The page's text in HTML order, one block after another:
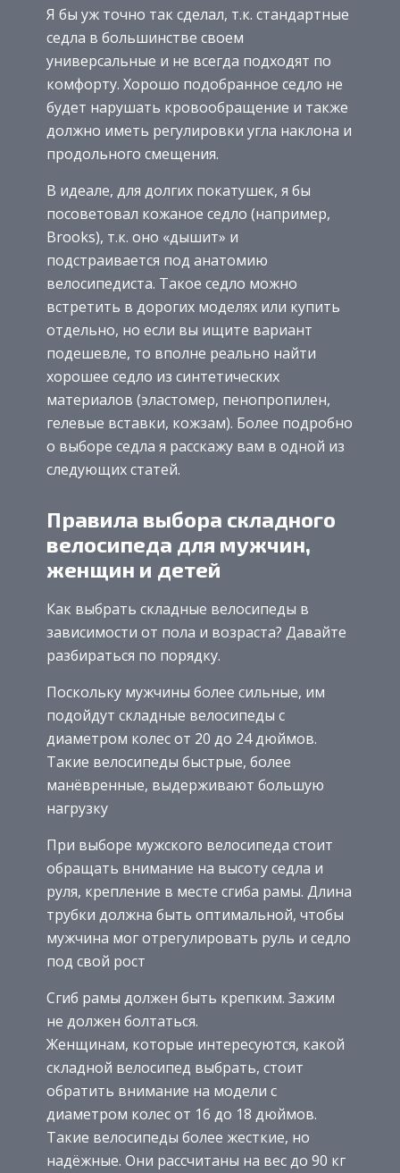
Я бы уж точно так сделал, т.к. стандартные
седла в большинстве своем
универсальные и не всегда подходят по
комфорту. Хорошо подобранное седло не
будет нарушать кровообращение и также
должно иметь регулировки угла наклона и
продольного смещения.
В идеале, для долгих покатушек, я бы
посоветовал кожаное седло (например,
Brooks), т.к. оно «дышит» и
подстраивается под анатомию
велосипедиста. Такое седло можно
встретить в дорогих моделях или купить
отдельно, но если вы ищите вариант
подешевле, то вполне реально найти
хорошее седло из синтетических
материалов (эластомер, пенопропилен,
гелевые вставки, кожзам). Более подробно
о выборе седла я расскажу вам в одной из
следующих статей.
Правила выбора складного
велосипеда для мужчин,
женщин и детей
Как выбрать складные велосипеды в
зависимости от пола и возраста? Давайте
разбираться по порядку.
Поскольку мужчины более сильные, им
подойдут складные велосипеды с
диаметром колес от 20 до 24 дюймов.
Такие велосипеды быстрые, более
манёвренные, выдерживают большую
нагрузку
При выборе мужского велосипеда стоит
обращать внимание на высоту седла и
руля, крепление в месте сгиба рамы. Длина
трубки должна быть оптимальной, чтобы
мужчина мог отрегулировать руль и седло
под свой рост
Сгиб рамы должен быть крепким. Зажим
не должен болтаться.
Женщинам, которые интересуются, какой
складной велосипед выбрать, стоит
обратить внимание на модели с
диаметром колес от 16 до 18 дюймов.
Такие велосипеды более жесткие, но
надёжные. Они рассчитаны на вес до 90 кг